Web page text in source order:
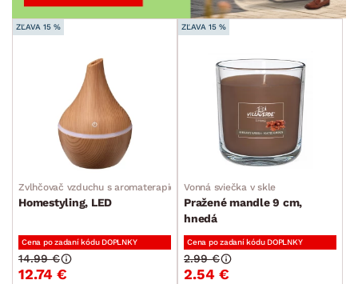
ZĽAVA 15 %
Zvlhčovač vzduchu s aromaterapiou
Homestyling, LED
Cena po zadaní kódu DOPLNKY
12.74 €
14.99 €
ZĽAVA 15 %
Vonná sviečka v skle
Pražené mandle 9 cm,
hnedá
Cena po zadaní kódu DOPLNKY
2.54 €
2.99 €